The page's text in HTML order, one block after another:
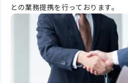
との業務提携を行っております。